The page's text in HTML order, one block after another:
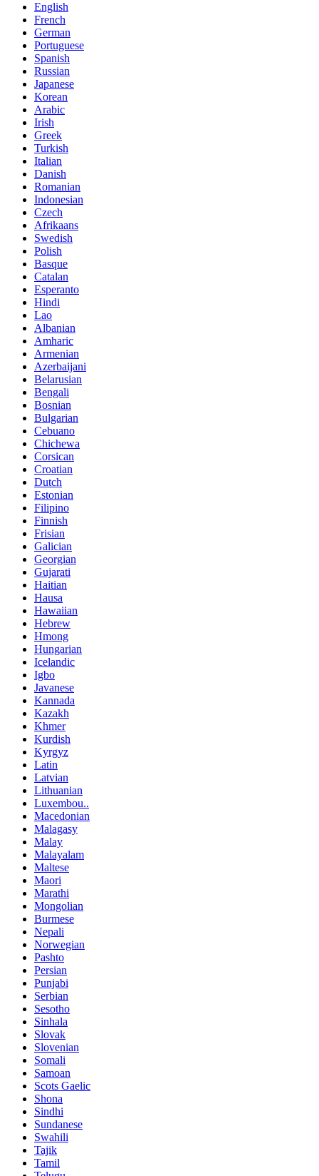
English
French
German
Portuguese
Spanish
Russian
Japanese
Korean
Arabic
Irish
Greek
Turkish
Italian
Danish
Romanian
Indonesian
Czech
Afrikaans
Swedish
Polish
Basque
Catalan
Esperanto
Hindi
Lao
Albanian
Amharic
Armenian
Azerbaijani
Belarusian
Bengali
Bosnian
Bulgarian
Cebuano
Chichewa
Corsican
Croatian
Dutch
Estonian
Filipino
Finnish
Frisian
Galician
Georgian
Gujarati
Haitian
Hausa
Hawaiian
Hebrew
Hmong
Hungarian
Icelandic
Igbo
Javanese
Kannada
Kazakh
Khmer
Kurdish
Kyrgyz
Latin
Latvian
Lithuanian
Luxembou..
Macedonian
Malagasy
Malay
Malayalam
Maltese
Maori
Marathi
Mongolian
Burmese
Nepali
Norwegian
Pashto
Persian
Punjabi
Serbian
Sesotho
Sinhala
Slovak
Slovenian
Somali
Samoan
Scots Gaelic
Shona
Sindhi
Sundanese
Swahili
Tajik
Tamil